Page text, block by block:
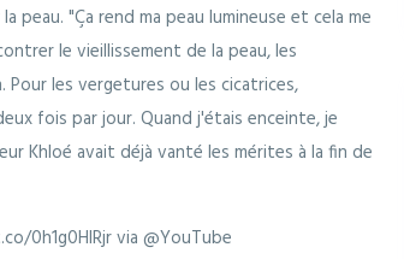
peau. "Ça rend ma peau lumineuse et cela me
le vieillissement de la peau, les
les vergetures ou les cicatrices,
fois par jour. Quand j'étais enceinte, je
Khloé avait déjà vanté les mérites à la fin de
0h1g0HIRjr via @YouTube